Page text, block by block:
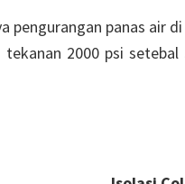
pengurangan panas air
2000 psi